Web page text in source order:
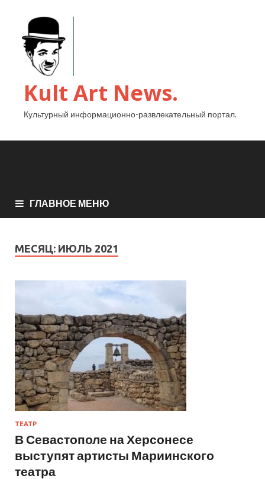
Kult Art News.
Культурный информационно-развлекательный портал.
ГЛАВНОЕ МЕНЮ
МЕСЯЦ: ИЮЛЬ 2021
ТЕАТР
В Севастополе на Херсонесе
выступят артисты Мариинского
театра